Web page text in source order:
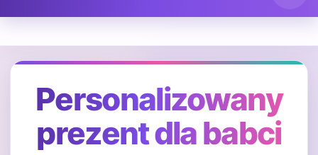
Personalizowany
prezent dla babci